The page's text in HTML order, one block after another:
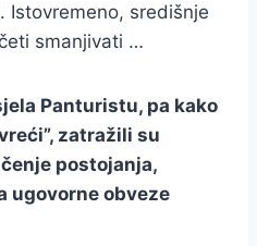
Istovremeno, središnje
smanjivati …
Panturistu, pa kako
zatražili su
postojanja,
ugovorne obveze